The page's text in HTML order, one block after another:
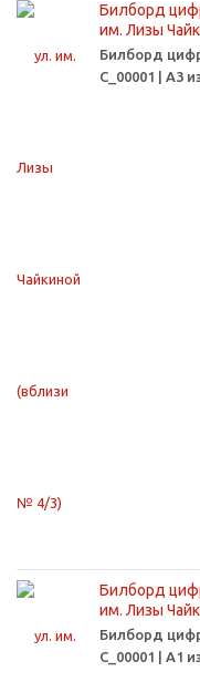
Билборд
им. Лизы
Билборд
С_00001 | А3
Билборд
им. Лизы
Билборд
С_00001 | А1